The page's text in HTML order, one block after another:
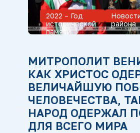
2022 – Год
исторической
памяти
района
МИТРОПОЛИТ
КАК ХРИСТОС
ВЕЛИЧАЙШУЮ
ЧЕЛОВЕЧЕСТВА,
НАРОД ОДЕРЖАЛ
ДЛЯ ВСЕГО МИРА